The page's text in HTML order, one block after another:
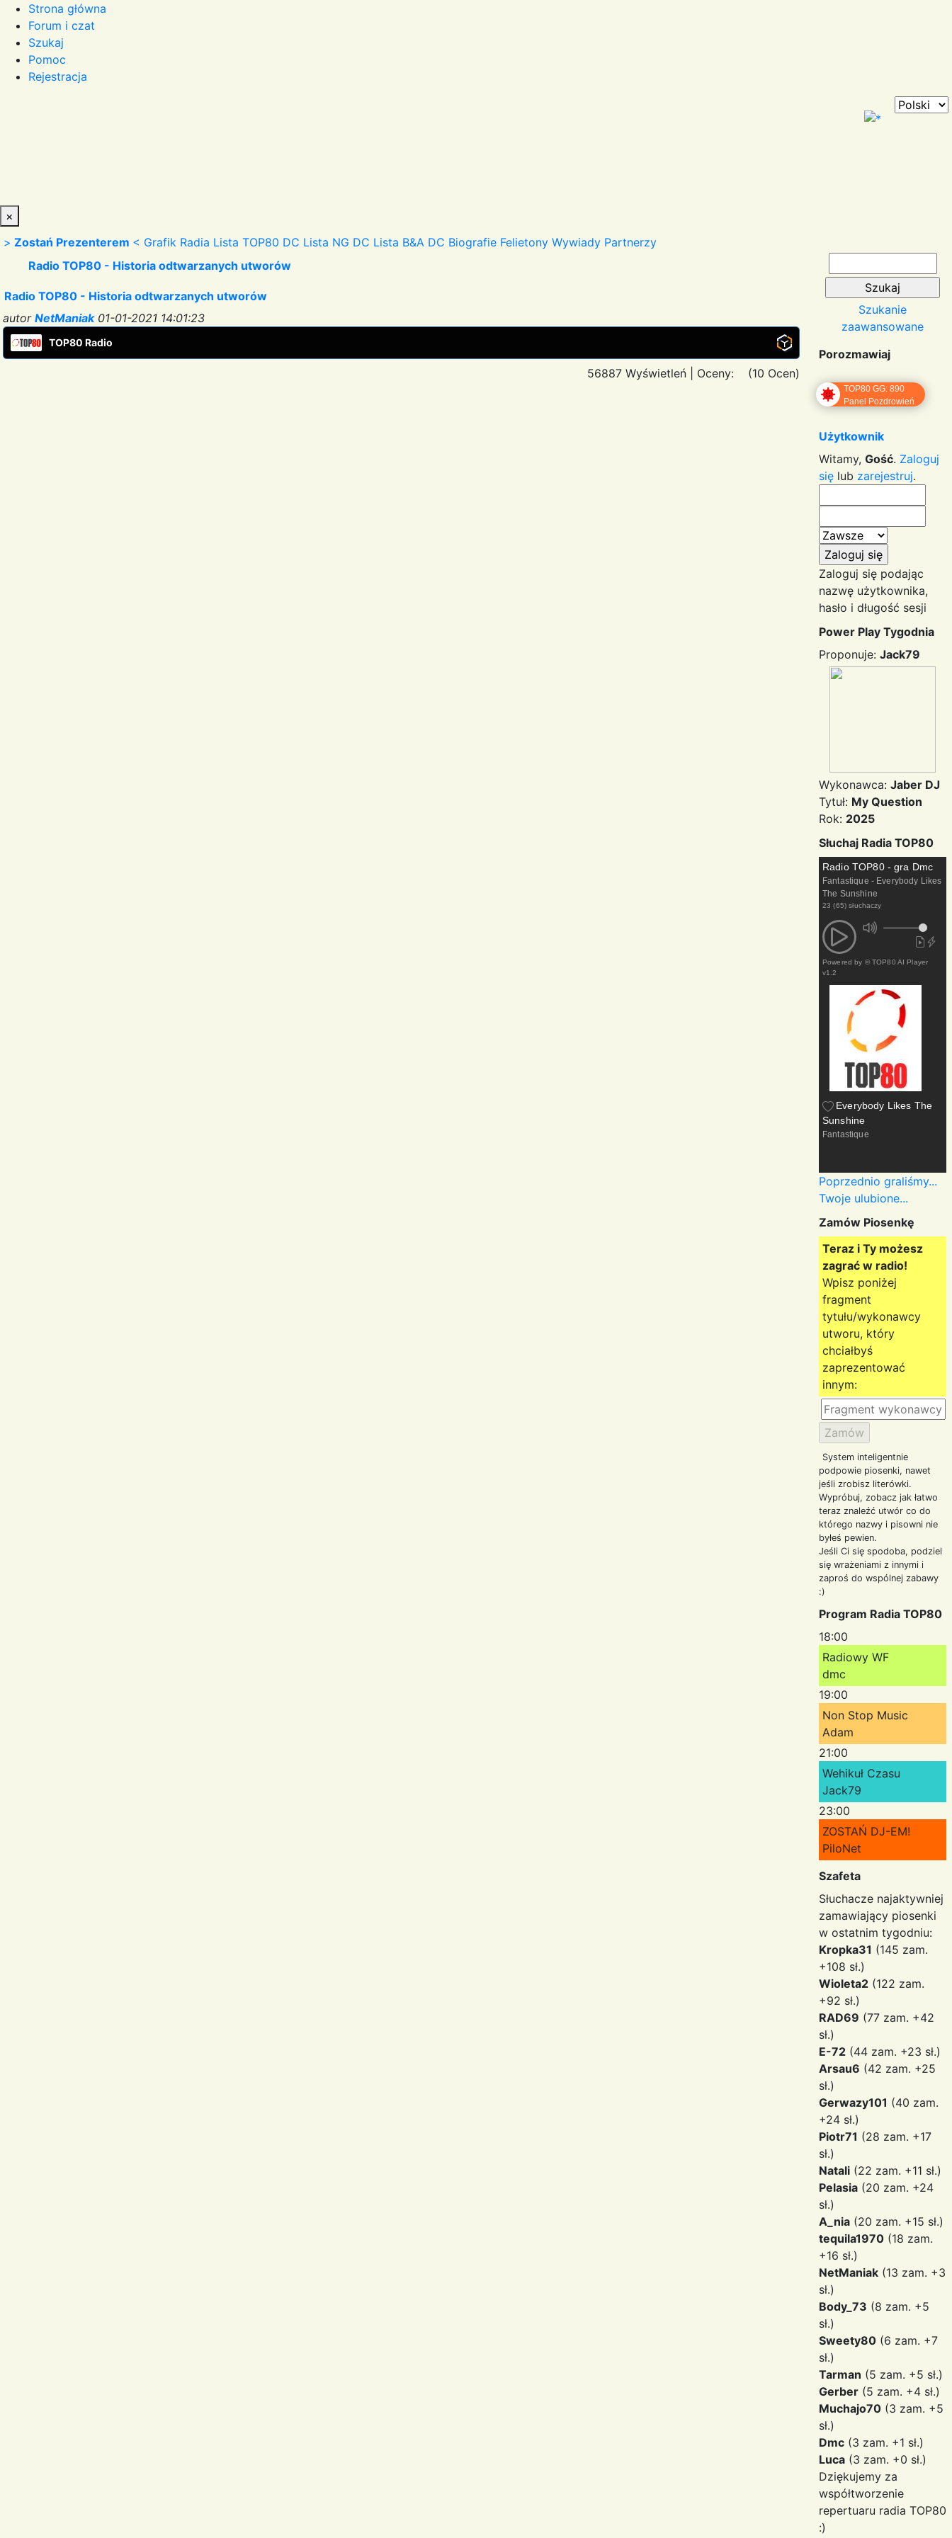
Strona główna
Forum i czat
Szukaj
Pomoc
Rejestracja
×
> Zostań Prezenterem < Grafik Radia Lista TOP80 DC Lista NG DC Lista B&A DC Biografie Felietony Wywiady Partnerzy
Radio TOP80 - Historia odtwarzanych utworów
Radio TOP80 - Historia odtwarzanych utworów
autor NetManiak01-01-2021 14:01:23
TOP80 Radio
56887 Wyświetleń Oceny: (10 Ocen)
Szukanie
zaawansowane
Porozmawiaj
TOP80 GG: 890
Panel Pozdrowień
Użytkownik
Witamy, Gość. Zaloguj
się lub zarejestruj.
Zaloguj się podając
nazwę użytkownika,
hasło i długość sesji
Power Play Tygodnia
Proponuje: Jack79
Wykonawca: Jaber DJ
Tytuł: My Question
Rok: 2025
Słuchaj Radia TOP80
Radio TOP80 - gra Dmc
Fantastique - Everybody Likes
The Sunshine
23 (65) słuchaczy
Powered by © TOP80 AI Player
v1.2
Everybody Likes The
Sunshine
Fantastique
Poprzednio graliśmy...
Twoje ulubione...
Zamów Piosenkę
Teraz i Ty możesz
zagrać w radio!
Wpisz poniżej
fragment
tytułu/wykonawcy
utworu, który
chciałbyś
zaprezentować
innym:
System inteligentnie
podpowie piosenki, nawet
jeśli zrobisz literówki.
Wypróbuj, zobacz jak łatwo
teraz znaleźć utwór co do
którego nazwy i pisowni nie
byłeś pewien.
Jeśli Ci się spodoba, podziel
się wrażeniami z innymi i
zaproś do wspólnej zabawy
:)
Program Radia TOP80
18:00
Radiowy WF
dmc
19:00
Non Stop Music
Adam
21:00
Wehikuł Czasu
Jack79
23:00
ZOSTAŃ DJ-EM!
PiloNet
Szafeta
Słuchacze najaktywniej
zamawiający piosenki
w ostatnim tygodniu:
Kropka31 (145 zam.
+108 sł.)
Wioleta2 (122 zam.
+92 sł.)
RAD69 (77 zam. +42
sł.)
E-72 (44 zam. +23 sł.)
Arsau6 (42 zam. +25
sł.)
Gerwazy101 (40 zam.
+24 sł.)
Piotr71 (28 zam. +17
sł.)
Natali (22 zam. +11 sł.)
Pelasia (20 zam. +24
sł.)
A_nia (20 zam. +15 sł.)
tequila1970 (18 zam.
+16 sł.)
NetManiak (13 zam. +3
sł.)
Body_73 (8 zam. +5
sł.)
Sweety80 (6 zam. +7
sł.)
Tarman (5 zam. +5 sł.)
Gerber (5 zam. +4 sł.)
Muchajo70 (3 zam. +5
sł.)
Dmc (3 zam. +1 sł.)
Luca (3 zam. +0 sł.)
Dziękujemy za
współtworzenie
repertuaru radia TOP80
:)